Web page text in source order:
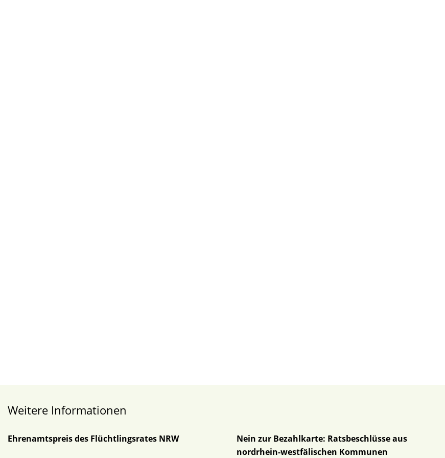
Weitere Informationen
Ehrenamtspreis des Flüchtlingsrates NRW
Nein zur Bezahlkarte: Ratsbeschlüsse aus
nordrhein-westfälischen Kommunen